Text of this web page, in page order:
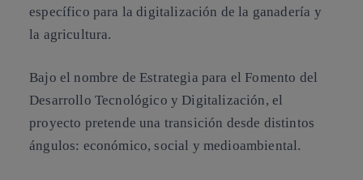
específico para la digitalización de la ganadería y
la agricultura.
Bajo el nombre de Estrategia para el Fomento del
Desarrollo Tecnológico y Digitalización, el
proyecto pretende una transición desde distintos
ángulos: económico, social y medioambiental.